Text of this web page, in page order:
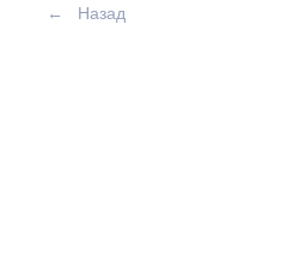
← Назад